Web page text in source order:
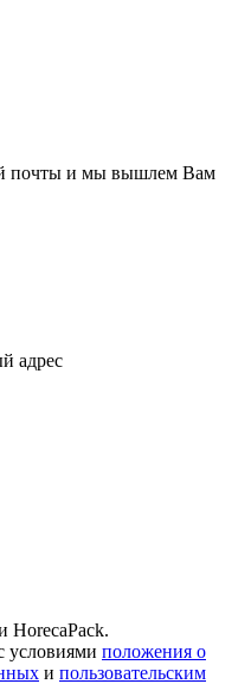
почты и мы вышлем Вам
адрес
HorecaPack.
условиями положения о
и пользовательским